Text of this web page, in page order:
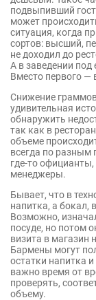
подвыпивший
может
ситуация, когда
сортов: высший,
не доходил до
А в заведении под
Вместо первого —
Снижение
удивительная
обнаружить
так как в
объеме
всегда по разным
где-то
менеджеры.
Бывает, что в
напитка, а бокал,
Возможно,
посуде, но потом
визита в магазин
Бармены могут
остатки напитка
важно время от
проверять,
объему.